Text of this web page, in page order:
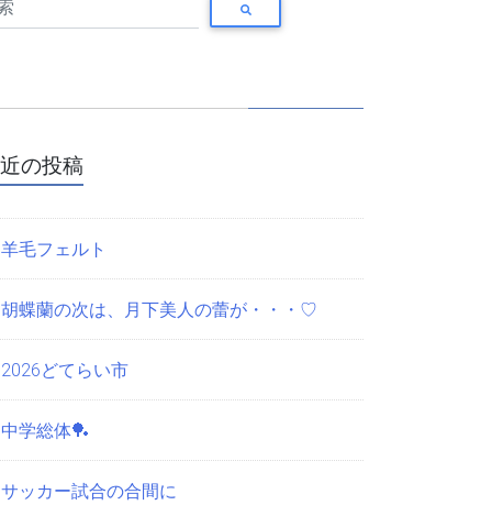
の投稿
羊毛フェルト
胡蝶蘭の次は、月下美人の蕾が・・・♡
2026どてらい市
中学総体🏓
サッカー試合の合間に